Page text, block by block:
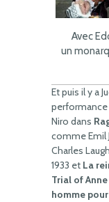
Avec
un
Et puis il y a
performance
Niro dans
comme Emil
Charles
1933 et La
Trial of
homme